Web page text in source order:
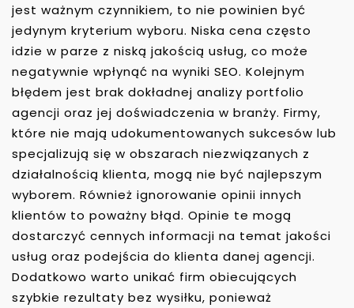
jest ważnym czynnikiem, to nie powinien być
jedynym kryterium wyboru. Niska cena często
idzie w parze z niską jakością usług, co może
negatywnie wpłynąć na wyniki SEO. Kolejnym
błędem jest brak dokładnej analizy portfolio
agencji oraz jej doświadczenia w branży. Firmy,
które nie mają udokumentowanych sukcesów lub
specjalizują się w obszarach niezwiązanych z
działalnością klienta, mogą nie być najlepszym
wyborem. Również ignorowanie opinii innych
klientów to poważny błąd. Opinie te mogą
dostarczyć cennych informacji na temat jakości
usług oraz podejścia do klienta danej agencji.
Dodatkowo warto unikać firm obiecujących
szybkie rezultaty bez wysiłku, ponieważ